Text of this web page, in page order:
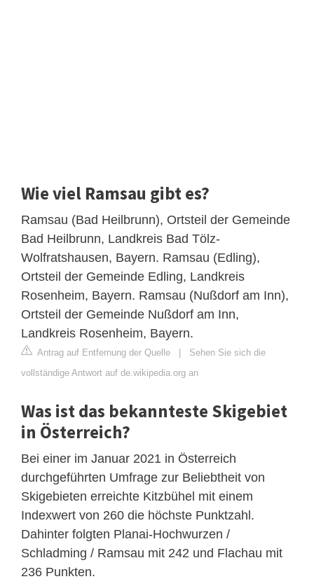
Wie viel Ramsau gibt es?
Ramsau (Bad Heilbrunn), Ortsteil der Gemeinde
Bad Heilbrunn, Landkreis Bad Tölz-
Wolfratshausen, Bayern. Ramsau (Edling),
Ortsteil der Gemeinde Edling, Landkreis
Rosenheim, Bayern. Ramsau (Nußdorf am Inn),
Ortsteil der Gemeinde Nußdorf am Inn,
Landkreis Rosenheim, Bayern.
Antrag auf Entfernung der Quelle | Sehen Sie sich die
vollständige Antwort auf de.wikipedia.org an
Was ist das bekannteste Skigebiet
in Österreich?
Bei einer im Januar 2021 in Österreich
durchgeführten Umfrage zur Beliebtheit von
Skigebieten erreichte Kitzbühel mit einem
Indexwert von 260 die höchste Punktzahl.
Dahinter folgten Planai-Hochwurzen /
Schladming / Ramsau mit 242 und Flachau mit
236 Punkten.